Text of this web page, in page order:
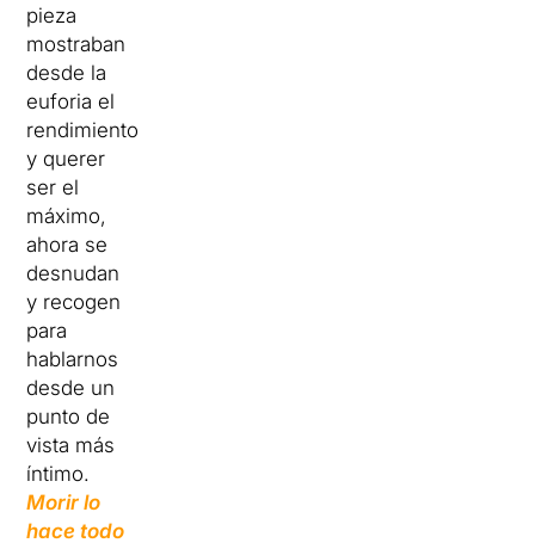
pieza
mostraban
desde la
euforia el
rendimiento
y querer
ser el
máximo,
ahora se
desnudan
y recogen
para
hablarnos
desde un
punto de
vista más
íntimo.
Morir lo
hace todo